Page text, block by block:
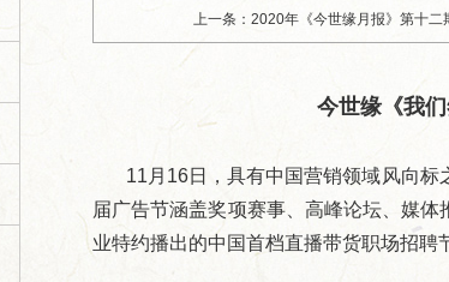
上一条：2020年《今世缘月报》第十二
今世缘《我
11月16日，具有中国营销领域风向
届广告节涵盖奖项赛事、高峰论坛、媒
业特约播出的中国首档直播带货职场招聘